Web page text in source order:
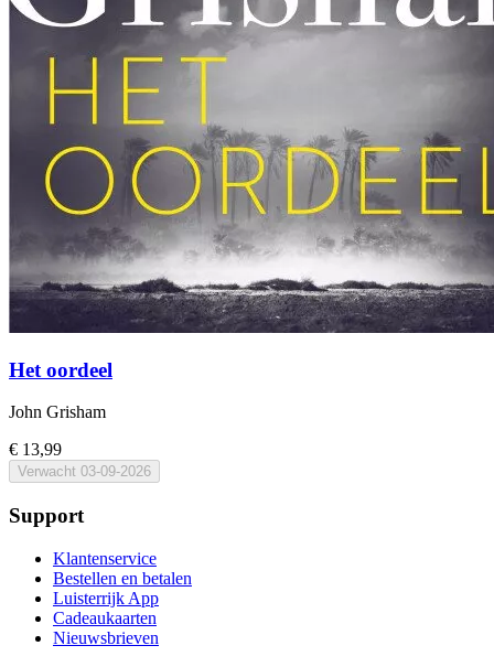
Het oordeel
John Grisham
€ 13,99
Verwacht 03-09-2026
Support
Klantenservice
Bestellen en betalen
Luisterrijk App
Cadeaukaarten
Nieuwsbrieven